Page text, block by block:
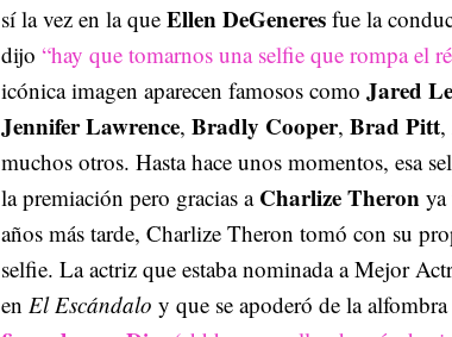
sí la vez en la que Ellen DeGeneres fue la
dijo “hay que tomarnos una selfie que rompa el
icónica imagen aparecen famosos como Jared
Jennifer Lawrence, Bradly Cooper, Brad Pitt,
muchos otros. Hasta hace unos momentos, esa
la premiación pero gracias a Charlize Theron
años más tarde, Charlize Theron tomó con su
selfie. La actriz que estaba nominada a Mejor
en El Escándalo y que se apoderó de la